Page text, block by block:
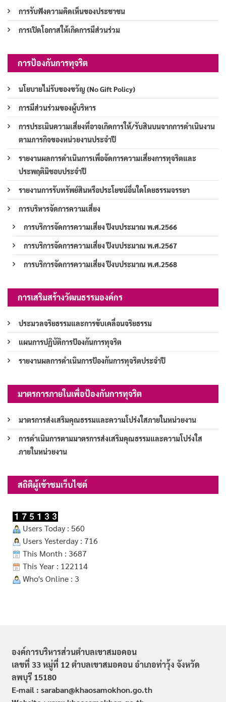
การรับฟังความคิดเห็นของประชาชน
การเปิดโอกาสให้เกิดการมีส่วนร่วม
การป้องกันการทุจริต
นโยบายไม่รับของขวัญ (No Gift Policy)
การมีส่วนร่วมของผู้บริหาร
การประเมินความเสี่ยงที่อาจเกิดการให้/รับสินบนจากการดำเนินงาน
ตามภารกิจของหน่วยงานประจำปี
รายงานผลการดำเนินการเพื่อจัดการความเสี่ยงการทุจริตและ
ประพฤติมิชอบประจำปี
รายงานการรับทรัพย์สินหรือประโยชน์อื่นใดโดยธรรมจรรยา
การบริหารจัดการความเสี่ยง
การบริการจัดการความเสี่ยง ปีงบประมาณ พ.ศ.2566
การบริการจัดการความเสี่ยง ปีงบประมาณ พ.ศ.2567
การบริการจัดการความเสี่ยง ปีงบประมาณ พ.ศ.2568
การเสริมสร้างวัฒนธรรมองค์กร
ประมวลจริยธรรมและการขับเคลื่อนจริยธรรม
แผนการปฏิบัติการป้องกันการทุจริต
รายงานผลการดำเนินการป้องกันการทุจริตประจำปี
มาตรการภายในเพื่อป้องกันการทุจริต
มาตรการส่งเสริมคุณธรรมและความโปร่งใสภายในหน่วยงาน
การดำเนินการตามมาตรการส่งเสริมคุณธรรมและความโปร่งใส
ภายในหน่วยงาน
สถิติผู้เข้าชมเว็บไซต์
Users Today : 560
Users Yesterday : 716
This Month : 3687
This Year : 122114
Who's Online : 3
องค์การบริหารส่วนตำบลเขาสมอคอน
เลขที่ 33 หมู่ที่ 12 ตำบลเขาสมอคอน อำเภอท่าวุ้ง จังหวัด
ลพบุรี 15180
E-mail : saraban@khaosamokhon.go.th